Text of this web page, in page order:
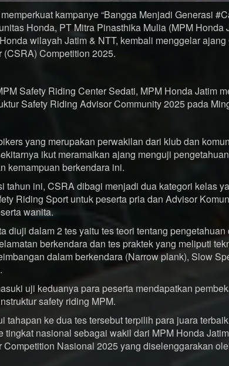
kampanye “Bangga Menjadi Generasi
Honda, PT Mitra Pinasthika Mulia (MPM Honda
wilayah Jatim & NTT, kembali menggelar
(CSRA) Competition 2025.
Safety Riding Center Sedati, MPM Honda Jatim
Safety Riding Advisor Community 2025 pada
yang merupakan perwakilan dari klub dan
ikut meramaikan ajang menguji
kemampuan berkendara ini.
tahun ini, CSRA dibagi menjadi dua kategori kelas
Riding Sport untuk peserta pria dan Advisor
wanita.
diuji dalam 2 tes yaitu tes teori tentang pengetahuan
berkendara dan tes praktek yang meliputi
dalam berkendara (Narrow plank), Slow
uji keduanya para peserta mendapatkan
safety riding MPM.
tahapan ke dua tes tersebut terpilih para juara
tingkat nasional sebagai wakil dari MPM Honda
Competition Nasional 2025 yang diselenggarakan